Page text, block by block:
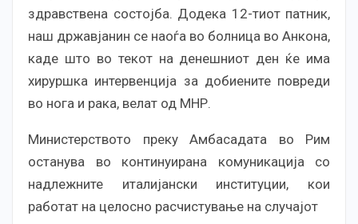
здравствена состојба. Додека 12-тиот патник,
наш државјанин се наоѓа во болница во Анкона,
каде што во текот на денешниот ден ќе има
хируршка интервенција за добиените повреди
во нога и рака, велат од МНР.
Министерството преку Амбасадата во Рим
останува во континуирана комуникација со
надлежните италијански институции, кои
работат на целосно расчистување на случајот